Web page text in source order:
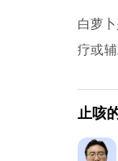
白萝
疗或
入适
止咳